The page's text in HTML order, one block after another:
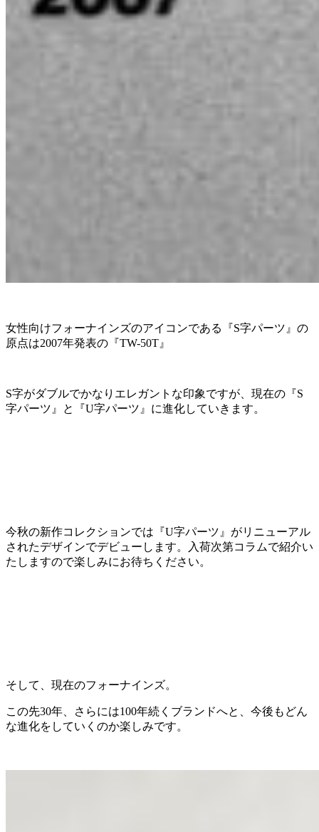
女性向けフォーナインズのアイコンである『S字パーツ』の
原点は2007年発表の『TW-50T』
S字がダブルでかなりエレガントな印象ですが、現在の『S
字パーツ』と『U字パーツ』に進化していきます。
今秋の新作コレクションでは『U字パーツ』がリニューアル
されたデザインでデビューします。入荷次第コラムで紹介い
たしますので楽しみにお待ちください。
そして、現在のフォーナインズ。
この先30年、さらには100年続くブランドへと、今後もどん
な進化をしていくのか楽しみです。